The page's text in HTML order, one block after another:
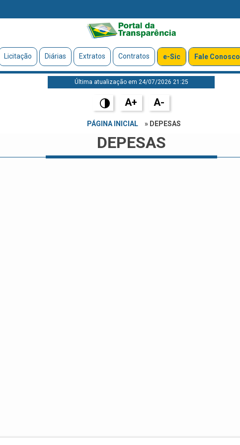
Licitação Diárias Extratos Contratos e-Sic Fale Conosco
Última atualização em 24/07/2026 21:25
A+ A-
PÁGINA INICIAL » DEPESAS
DEPESAS